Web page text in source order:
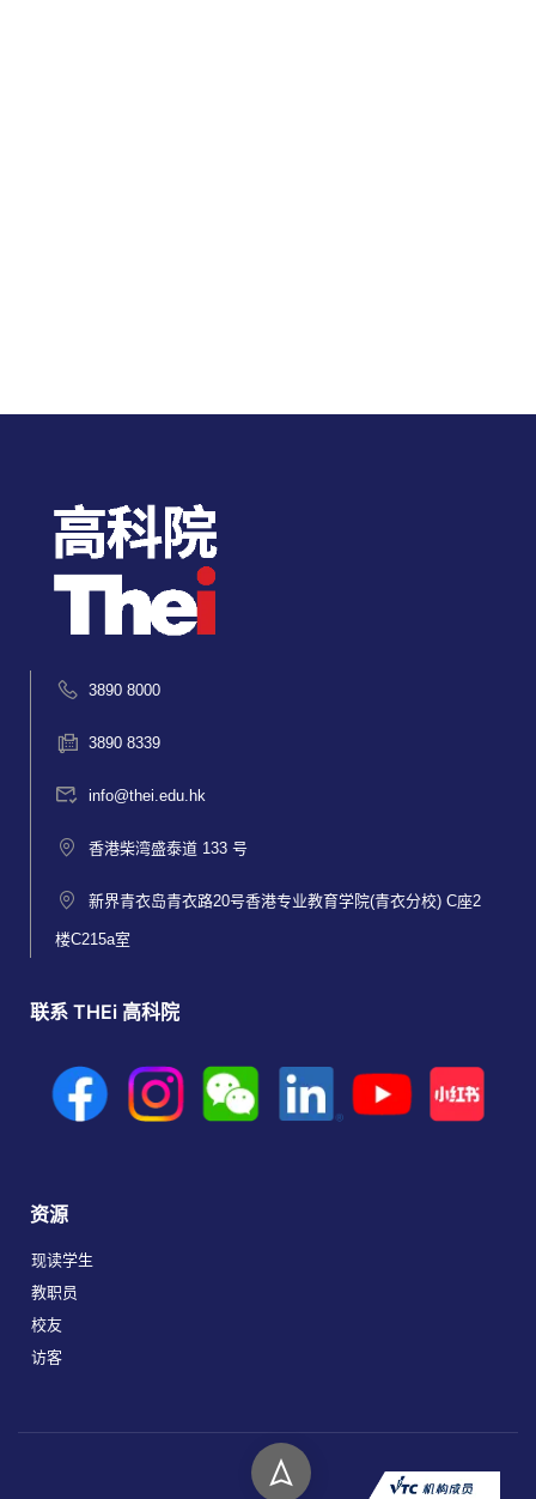
3890 8000
3890 8339
info@thei.edu.hk
香港柴湾盛泰道 133 号
新界青衣岛青衣路20号香港专业教育学院(青衣分校) C座2
楼C215a室
联系 THEi 高科院
资源
现读学生
教职员
校友
访客